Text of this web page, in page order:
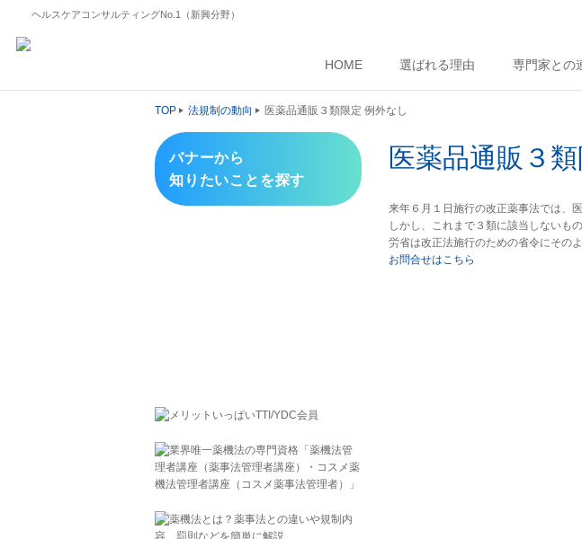
ヘルスケアコンサルティングNo.1（新興分野）
HOME 選ばれる理由 専門家との
TOP 法規制の動向 医薬品通販３類限定 例外なし
医薬品通販３
来年６月１日施行の改正薬事法では、
しかし、これまで３類に該当しないも
労省は改正法施行のための省令にその
お問合せはこちら
バナーから
知りたいことを探す